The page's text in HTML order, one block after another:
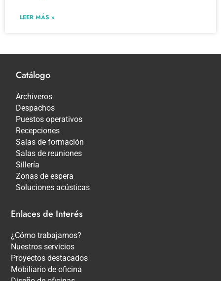
LEER MÁS »
Catálogo
Archiveros
Despachos
Puestos operativos
Recepciones
Salas de formación
Salas de reuniones
Sillería
Zonas de espera
Soluciones acústicas
Enlaces de Interés
¿Cómo trabajamos?
Nuestros servicios
Proyectos destacados
Mobiliario de oficina